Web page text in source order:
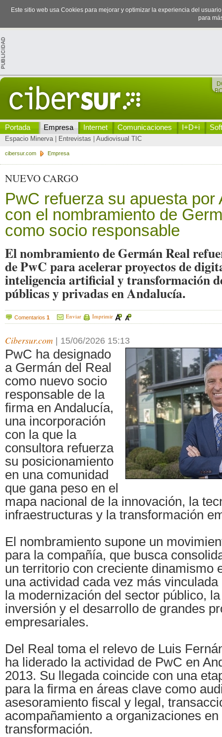
Este sitio web usa Cookies para mejorar y optimizar la experiencia del
para
Portada Empresa Internet Comunicaciones I+D+i
Espacio Minerva| Entrevistas Audiovisual TIC
cibersur.com Empresa
NUEVO CARGO
PwC refuerza su apuesta por
con el nombramiento de
como socio responsable
El nombramiento de Germán Real
de PwC para acelerar proyectos de
inteligencia artificial y transformación
públicas y privadas en Andalucía.
Comentarios 1 Enviar Imprimir
Cibersur.com 15/06/2026 15:13
PwC ha designado
a Germán del Real
como nuevo socio
responsable de la
firma en Andalucía,
una incorporación
con la que la
consultora refuerza
su posicionamiento
en una comunidad
que gana peso en el
mapa nacional de la innovación, la
infraestructuras y la transformación
El nombramiento supone un
para la compañía, que busca
un territorio con creciente dinamismo
una actividad cada vez más
la modernización del sector público,
inversión y el desarrollo de grandes
empresariales.
Del Real toma el relevo de Luis
ha liderado la actividad de PwC en
2013. Su llegada coincide con una
para la firma en áreas clave como
asesoramiento fiscal y legal,
acompañamiento a organizaciones
transformación.